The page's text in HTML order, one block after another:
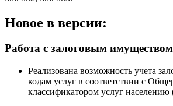
Новое в версии:
Работа с залоговым
Реализована возможность учета
кодам услуг в соответствии с
классификатором услуг